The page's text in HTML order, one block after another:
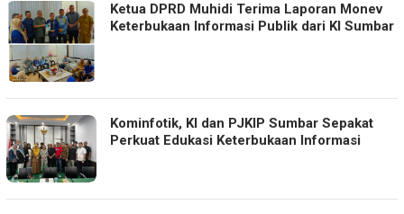
Ketua DPRD Muhidi Terima Laporan Monev
Keterbukaan Informasi Publik dari KI Sumbar
Kominfotik, KI dan PJKIP Sumbar Sepakat
Perkuat Edukasi Keterbukaan Informasi